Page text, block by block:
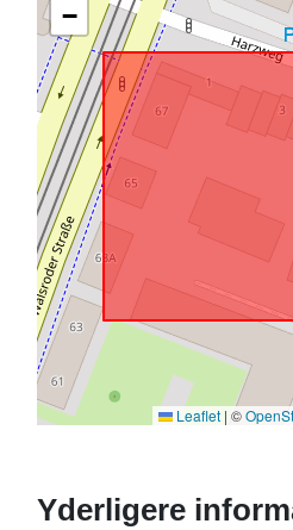
−
Leaflet | ©
Yderligere